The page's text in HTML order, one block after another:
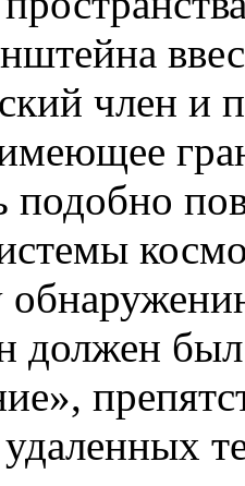
член и
подобно
должен был